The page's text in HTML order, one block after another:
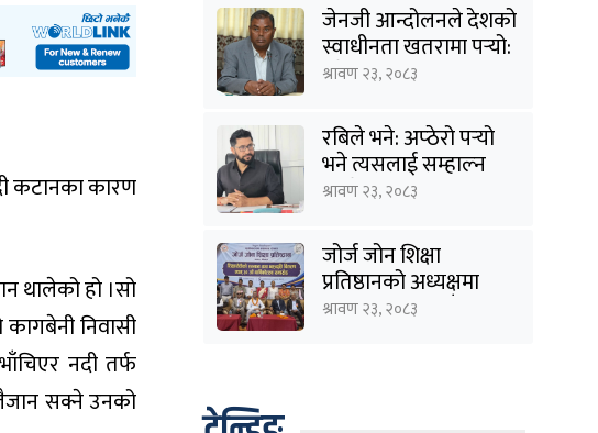
कटानका कारण
थालेको हो ।सो
निवासी
नदी तर्फ
सक्ने उनको
जेनजी आन्दोलनले देशको
स्वाधीनता खतरामा पर्‍यो:
उपेन्द्र यादव
श्रावण २३, २०८३
रबिले भने: अप्ठेरो पर्‍यो
भने त्यसलाई सम्हाल्न
सक्ने गार्जियनसिप हाम्रो
श्रावण २३, २०८३
जोर्ज जोन शिक्षा
प्रतिष्ठानको अध्यक्षमा
विनोद कायस्थ, पाँच
श्रावण २३, २०८३